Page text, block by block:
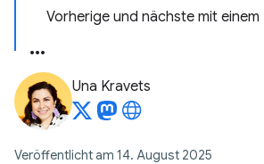
Vorherige und nächste mit
Una Kravets
Veröffentlicht am 14. August 2025